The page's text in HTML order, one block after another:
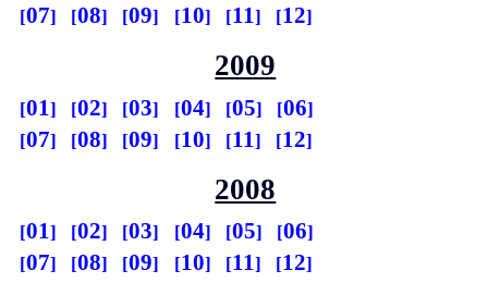
07
08 09 10 11 12
2009
01 02 03 04 05
06
07
08 09 10 11 12
2008
01 02 03 04 05
06
07
08 09 10 11 12